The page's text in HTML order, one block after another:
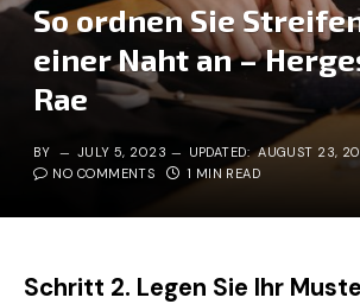
So ordnen Sie
einer Naht an –
Rae
BY JULY 5, 2023 UPDATED: AUGUST 23,
NO COMMENTS
1 MIN READ
Schritt 2. Legen Sie Ihr